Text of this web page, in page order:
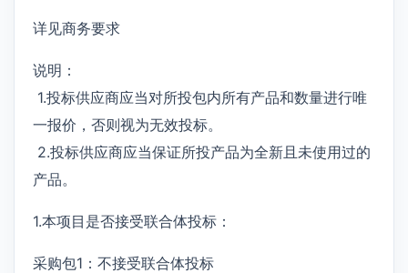
详见商务要求
说明：
1.投标供应商应当对所投包内所有产品和数量进行唯
一报价，否则视为无效投标。
2.投标供应商应当保证所投产品为全新且未使用过的
产品。
1.本项目是否接受联合体投标：
采购包1：不接受联合体投标